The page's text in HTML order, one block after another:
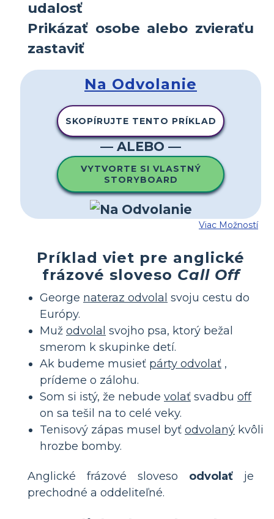
udalosť
Prikázať osobe alebo zvieraťu
zastaviť
Na Odvolanie
SKOPÍRUJTE TENTO PRÍKLAD
— ALEBO —
VYTVORTE SI VLASTNÝ
STORYBOARD
Viac Možností
Príklad viet pre anglické
frázové sloveso Call Off
George nateraz odvolal svoju cestu do
Európy.
Muž odvolal svojho psa, ktorý bežal
smerom k skupinke detí.
Ak budeme musieť párty odvolať ,
prídeme o zálohu.
Som si istý, že nebude volať svadbu off
on sa tešil na to celé veky.
Tenisový zápas musel byť odvolaný kvôli
hrozbe bomby.
Anglické frázové sloveso odvolať je
prechodné a oddeliteľné.